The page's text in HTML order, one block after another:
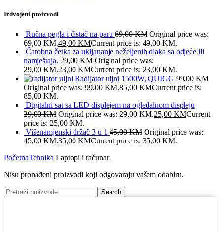
Izdvojeni proizvodi
Ručna pegla i čistač na paru 69,00KM Original price was:
69,00 KM.49,00 KMCurrent price is: 49,00 KM.
Čarobna četka za ukljananje neželjenih dlaka sa odjeće ili
namještaja. 29,00KM Original price was:
29,00 KM.23,00 KMCurrent price is: 23,00 KM.
Radijator uljni 1500W, QUIGG 99,00KM
Original price was: 99,00 KM.85,00 KMCurrent price is:
85,00 KM.
Digitalni sat sa LED displejem na ogledalnom displeju
29,00KM Original price was: 29,00 KM.25,00 KMCurrent
price is: 25,00 KM.
Višenamjenski držač 3 u 1 45,00KM Original price was:
45,00 KM.35,00 KMCurrent price is: 35,00 KM.
PočetnaTehnika Laptopi i računari
Nisu pronađeni proizvodi koji odgovaraju vašem odabiru.
Search